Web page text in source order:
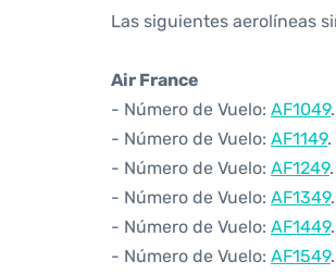
Las siguientes aerolíneas
Air France
- Número de Vuelo: AF1049
- Número de Vuelo: AF1149.
- Número de Vuelo: AF1249
- Número de Vuelo: AF1349
- Número de Vuelo: AF1449
- Número de Vuelo: AF1549